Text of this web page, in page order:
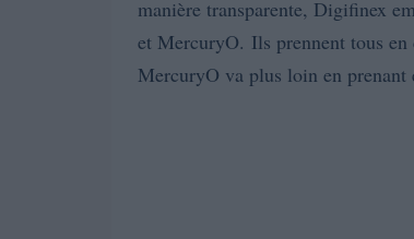
manière transparente, Digifinex
et MercuryO. Ils prennent tous en
MercuryO va plus loin en prenant